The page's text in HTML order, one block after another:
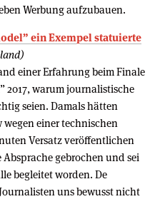
Werbung aufzubauen.
ein Exempel statuierte
einer Erfahrung beim Finale
2017, warum journalistische
seien. Damals hätten
wegen einer technischen
Versatz veröffentlichen
gebrochen und sei
begleitet worden. De
uns bewusst nicht